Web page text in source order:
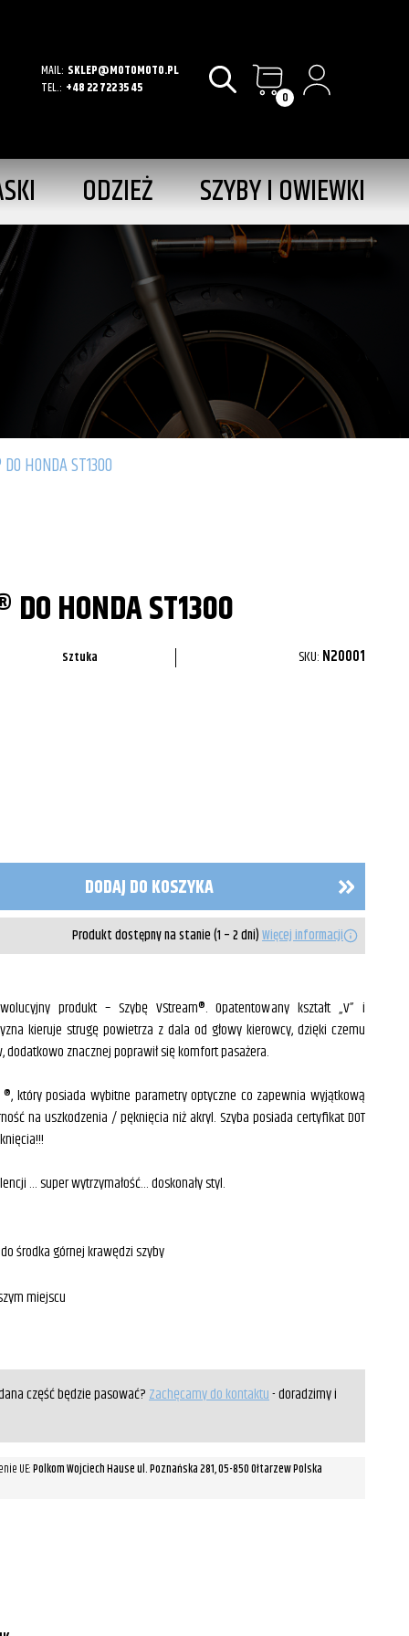
MAIL: SKLEP@MOTOMOTO.PL
TEL.: +48 22 722 35 45 0
ODZIEŻ SZYBY I OWIEWKI
HONDA ST1300
DO HONDA ST1300
Sztuka SKU: N20001
DODAJ DO KOSZYKA
Produkt dostępny na stanie (1 – 2 dni)Więcej informacji
produkt – Szybę VStream®. Opatentowany kształt „V” i
kieruje strugę powietrza z dala od głowy kierowcy, dzięki czemu
znacznej poprawił się komfort pasażera.
który posiada wybitne parametry optyczne co zapewnia wyjątkową
na uszkodzenia / pęknięcia niż akryl. Szyba posiada certyfikat DOT
… super wytrzymałość… doskonały styl.
środka górnej krawędzi szyby
miejscu
część będzie pasować?Zachęcamy do kontaktu- doradzimy i
UE:Polkom Wojciech Hause ul. Poznańska 281, 05-850 Ołtarzew Polska